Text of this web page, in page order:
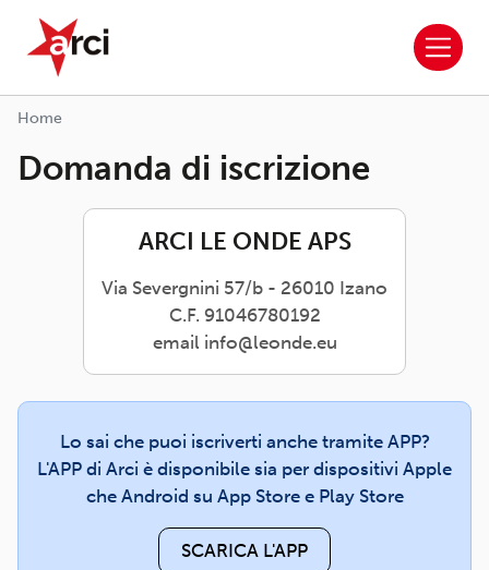
Salta al contenuto principale
ARCI APS
Home
Domanda di iscrizione
ARCI LE ONDE APS
Via Severgnini 57/b - 26010 Izano
C.F. 91046780192
email info@leonde.eu
Lo sai che puoi iscriverti anche tramite APP?
L'APP di Arci è disponibile sia per dispositivi Apple
che Android su App Store e Play Store
SCARICA L'APP